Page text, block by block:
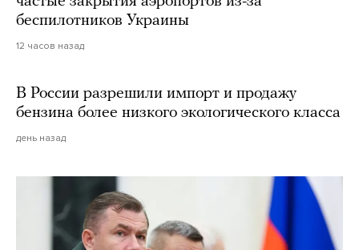
беспилотников Украины
12 часов назад
В России разрешили импорт и продажу
бензина более низкого экологического класса
день назад